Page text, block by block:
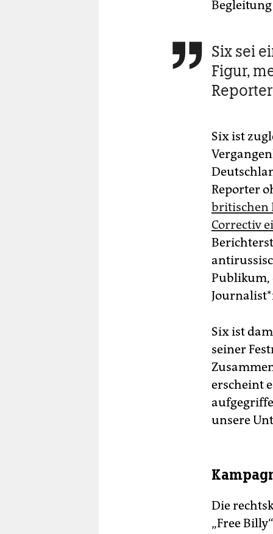
 Six sei
Figur,
Six ist
Reporter
britischen
Correctiv
Publikum,
Six ist
seiner
erscheint
unsere
Die
„Free